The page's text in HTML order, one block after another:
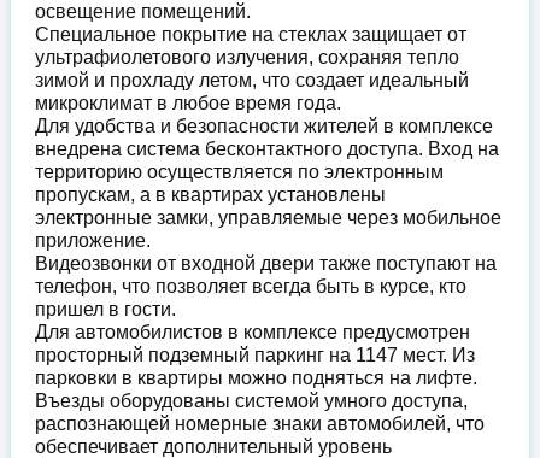
освещение помещений.
Специальное покрытие на стеклах защищает от
ультрафиолетового излучения, сохраняя тепло
зимой и прохладу летом, что создает идеальный
микроклимат в любое время года.
Для удобства и безопасности жителей в комплексе
внедрена система бесконтактного доступа. Вход на
территорию осуществляется по электронным
пропускам, а в квартирах установлены
электронные замки, управляемые через мобильное
приложение.
Видеозвонки от входной двери также поступают на
телефон, что позволяет всегда быть в курсе, кто
пришел в гости.
Для автомобилистов в комплексе предусмотрен
просторный подземный паркинг на 1147 мест. Из
парковки в квартиры можно подняться на лифте.
Въезды оборудованы системой умного доступа,
распознающей номерные знаки автомобилей, что
обеспечивает дополнительный уровень